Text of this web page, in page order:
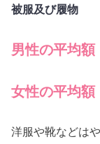
被服及び履物
男性の平均額
女性の平均額
洋服や靴などは